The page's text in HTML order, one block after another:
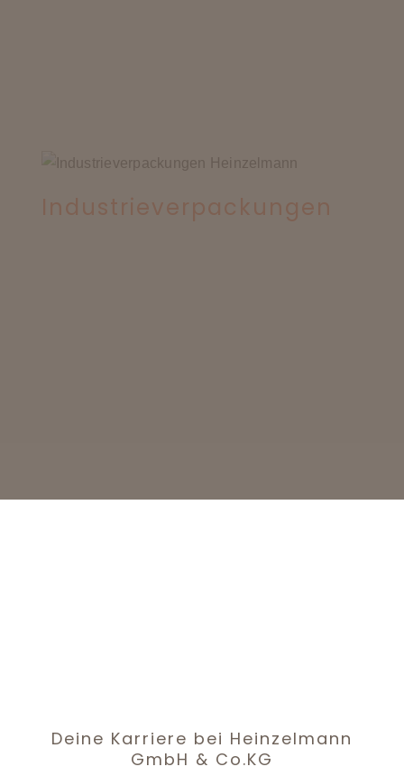
Industrieverpackungen
Deine Karriere bei Heinzelmann
GmbH & Co.KG